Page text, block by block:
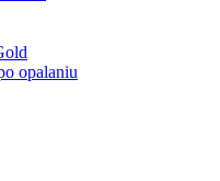
opalaniu